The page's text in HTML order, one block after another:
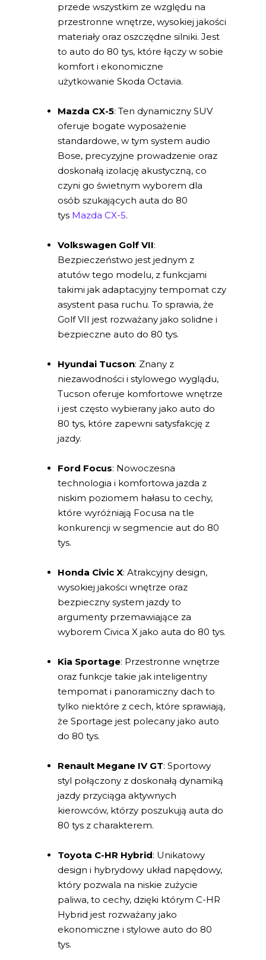
przede wszystkim ze względu na
przestronne wnętrze, wysokiej jakości
materiały oraz oszczędne silniki. Jest
to auto do 80 tys, które łączy w sobie
komfort i ekonomiczne
użytkowanie Skoda Octavia.
Mazda CX-5: Ten dynamiczny SUV
oferuje bogate wyposażenie
standardowe, w tym system audio
Bose, precyzyjne prowadzenie oraz
doskonałą izolację akustyczną, co
czyni go świetnym wyborem dla
osób szukających auta do 80
tys Mazda CX-5.
Volkswagen Golf VII:
Bezpieczeństwo jest jednym z
atutów tego modelu, z funkcjami
takimi jak adaptacyjny tempomat czy
asystent pasa ruchu. To sprawia, że
Golf VII jest rozważany jako solidne i
bezpieczne auto do 80 tys.
Hyundai Tucson: Znany z
niezawodności i stylowego wyglądu,
Tucson oferuje komfortowe wnętrze
i jest często wybierany jako auto do
80 tys, które zapewni satysfakcję z
jazdy.
Ford Focus: Nowoczesna
technologia i komfortowa jazda z
niskim poziomem hałasu to cechy,
które wyróżniają Focusa na tle
konkurencji w segmencie aut do 80
tys.
Honda Civic X: Atrakcyjny design,
wysokiej jakości wnętrze oraz
bezpieczny system jazdy to
argumenty przemawiające za
wyborem Civica X jako auta do 80 tys.
Kia Sportage: Przestronne wnętrze
oraz funkcje takie jak inteligentny
tempomat i panoramiczny dach to
tylko niektóre z cech, które sprawiają,
że Sportage jest polecany jako auto
do 80 tys.
Renault Megane IV GT: Sportowy
styl połączony z doskonałą dynamiką
jazdy przyciąga aktywnych
kierowców, którzy poszukują auta do
80 tys z charakterem.
Toyota C-HR Hybrid: Unikatowy
design i hybrydowy układ napędowy,
który pozwala na niskie zużycie
paliwa, to cechy, dzięki którym C-HR
Hybrid jest rozważany jako
ekonomiczne i stylowe auto do 80
tys.